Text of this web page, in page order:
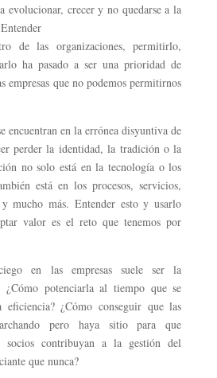
evolucionar, crecer y no quedarse a la
de las organizaciones, permitirlo,
ha pasado a ser una prioridad de
empresas que no podemos permitirnos
encuentran en la errónea disyuntiva de
perder la identidad, la tradición o la
no solo está en la tecnología o los
está en los procesos, servicios,
mucho más. Entender esto y usarlo
valor es el reto que tenemos por
en las empresas suele ser la
¿Cómo potenciarla al tiempo que se
¿Cómo conseguir que las
pero haya sitio para que
socios contribuyan a la gestión del
que nunca?